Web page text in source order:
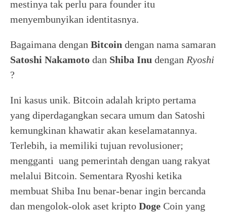
mestinya tak perlu para founder itu
menyembunyikan identitasnya.
Bagaimana dengan Bitcoin dengan nama samaran
Satoshi Nakamoto dan Shiba Inu dengan Ryoshi
?
Ini kasus unik. Bitcoin adalah kripto pertama
yang diperdagangkan secara umum dan Satoshi
kemungkinan khawatir akan keselamatannya.
Terlebih, ia memiliki tujuan revolusioner;
mengganti uang pemerintah dengan uang rakyat
melalui Bitcoin. Sementara Ryoshi ketika
membuat Shiba Inu benar-benar ingin bercanda
dan mengolok-olok aset kripto Doge Coin yang